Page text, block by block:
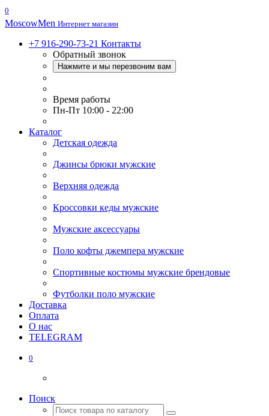
0
MoscowMen Интернет магазин
+7 916-290-73-21 Контакты
Обратный звонок
Нажмите и мы перезвоним вам
Время работы
Пн-Пт 10:00 - 22:00
Каталог
Детская одежда
Джинсы брюки мужские
Верхняя одежда
Кроссовки кеды мужские
Мужские аксессуары
Поло кофты джемпера мужские
Спортивные костюмы мужские брендовые
Футболки поло мужские
Доставка
Оплата
О нас
TELEGRAM
0
Поиск